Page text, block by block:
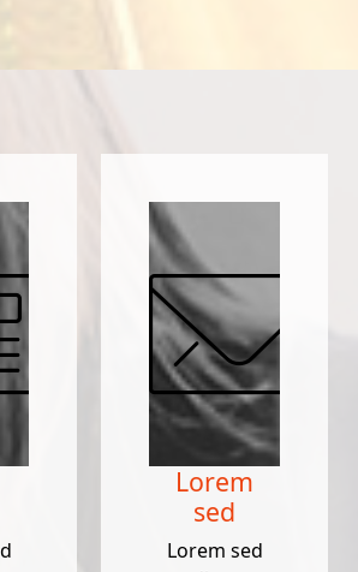
Lorem
sed
Lorem sed